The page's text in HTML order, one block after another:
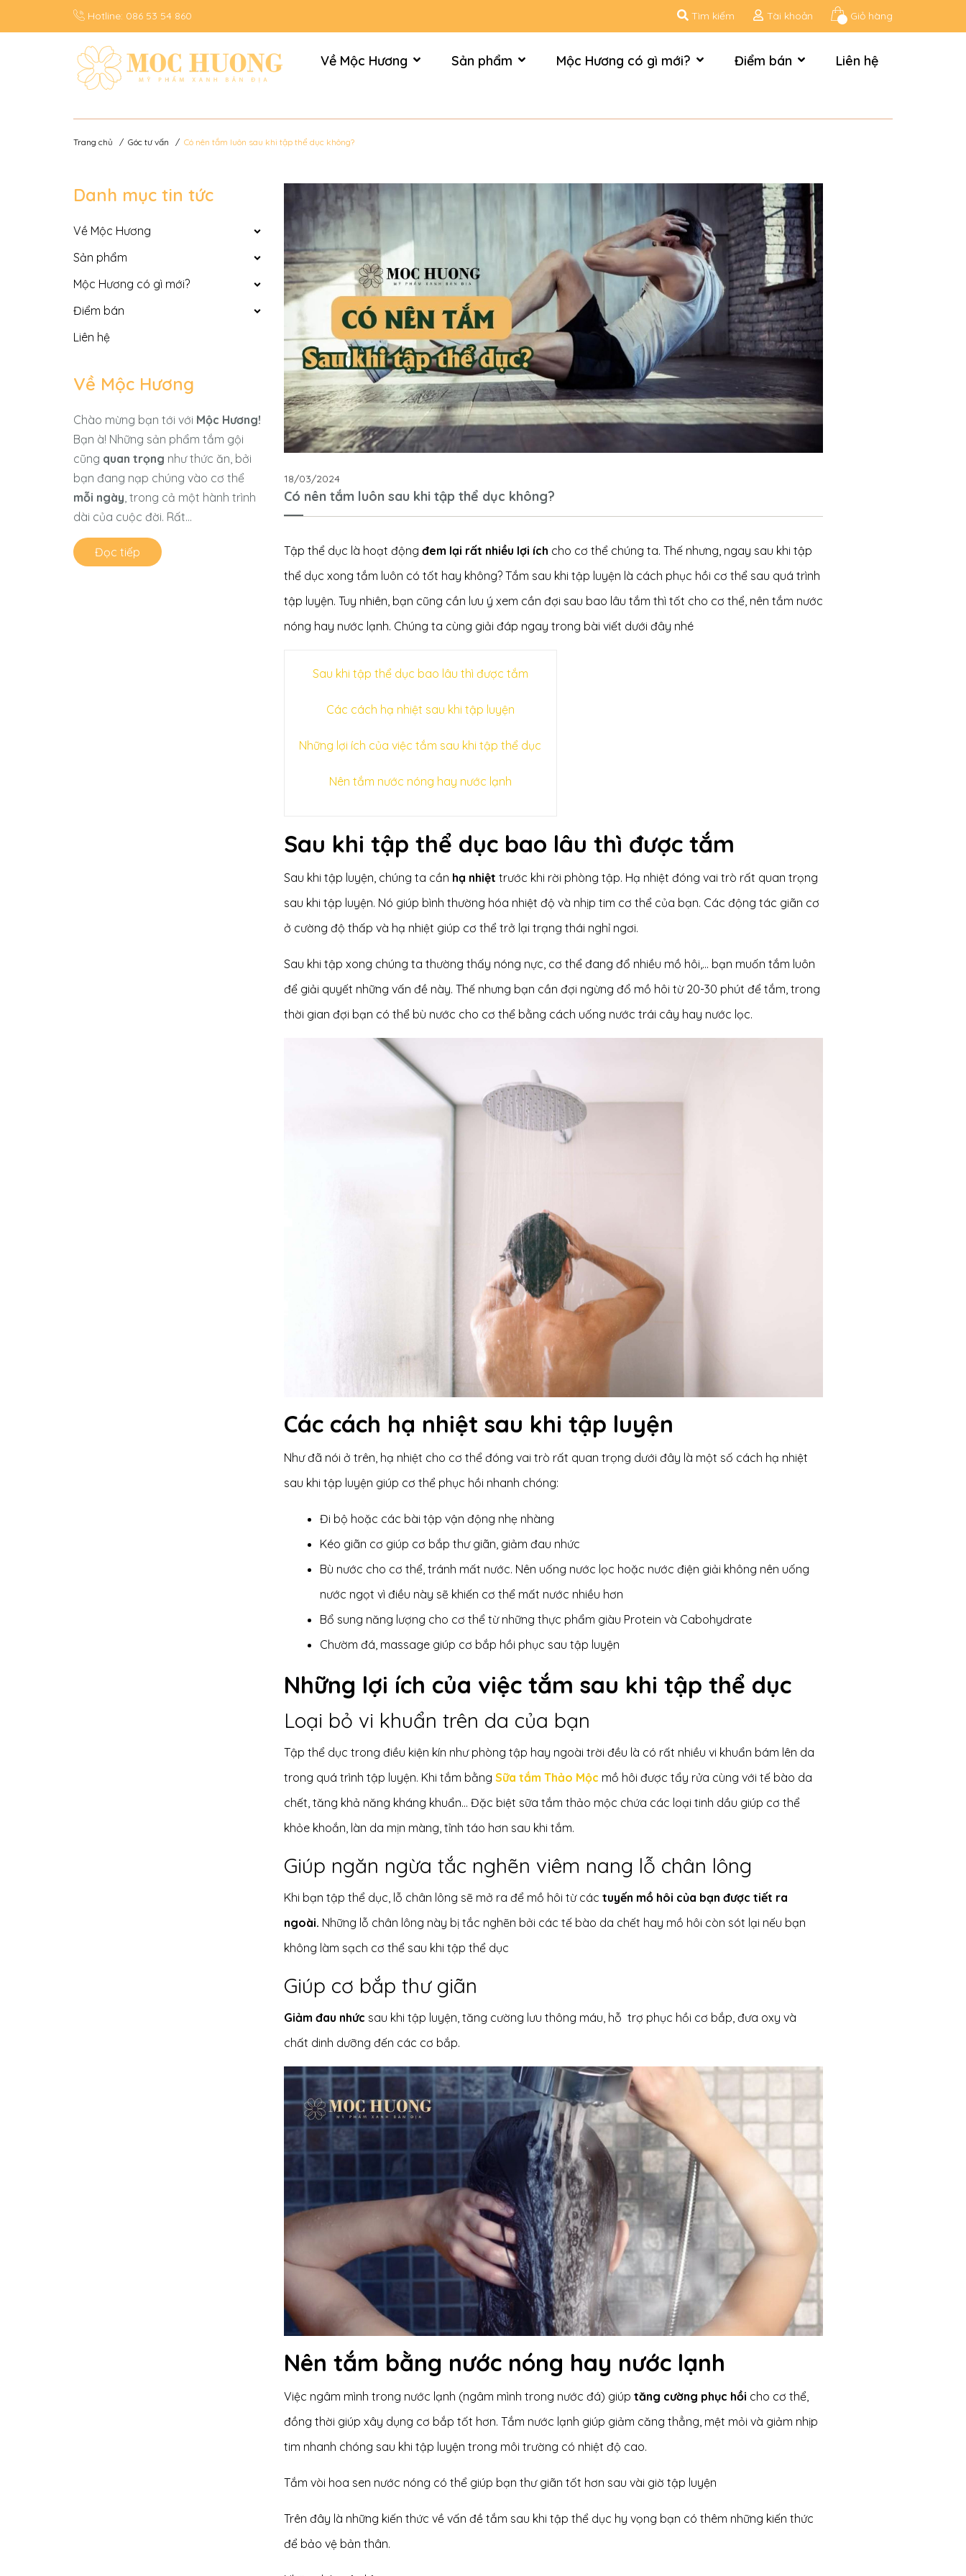
Hotline: 086 53 54 860 Giỏ hàng
Tài khoản
Tìm kiếm
Về Mộc Hương Sản phẩm Mộc Hương có gì mới? Điểm bán Liên hệ
Trang chủ / Góc tư vấn / Có nên tắm luôn sau khi tập thể dục không?
18/03/2024
Có nên tắm luôn sau khi tập thể dục không?
Tập thể dục là hoạt động đem lại rất nhiều lợi ích cho cơ thể chúng ta. Thế nhưng, ngay sau khi tập
thể dục xong tắm luôn có tốt hay không? Tắm sau khi tập luyện là cách phục hồi cơ thể sau quá trình
tập luyện. Tuy nhiên, bạn cũng cần lưu ý xem cần đợi sau bao lâu tắm thì tốt cho cơ thể, nên tắm nước
nóng hay nước lạnh. Chúng ta cùng giải đáp ngay trong bài viết dưới đây nhé
Sau khi tập thể dục bao lâu thì được tắm
Các cách hạ nhiệt sau khi tập luyện
Những lợi ích của việc tắm sau khi tập thể dục
Nên tắm nước nóng hay nước lạnh
Sau khi tập thể dục bao lâu thì được tắm
Sau khi tập luyện, chúng ta cần hạ nhiệt trước khi rời phòng tập. Hạ nhiệt đóng vai trò rất quan trọng
sau khi tập luyện. Nó giúp bình thường hóa nhiệt độ và nhịp tim cơ thể của bạn. Các động tác giãn cơ
ở cường độ thấp và hạ nhiệt giúp cơ thể trở lại trạng thái nghỉ ngơi.
Sau khi tập xong chúng ta thường thấy nóng nực, cơ thể đang đổ nhiều mồ hôi,... bạn muốn tắm luôn
để giải quyết những vấn đề này. Thế nhưng bạn cần đợi ngừng đổ mồ hôi từ 20-30 phút để tắm, trong
thời gian đợi bạn có thể bù nước cho cơ thể bằng cách uống nước trái cây hay nước lọc.
Các cách hạ nhiệt sau khi tập luyện
Như đã nói ở trên, hạ nhiệt cho cơ thể đóng vai trò rất quan trọng dưới đây là một số cách hạ nhiệt
sau khi tập luyện giúp cơ thể phục hồi nhanh chóng:
Đi bộ hoặc các bài tập vận động nhẹ nhàng
Kéo giãn cơ giúp cơ bắp thư giãn, giảm đau nhức
Bù nước cho cơ thể, tránh mất nước. Nên uống nước lọc hoặc nước điện giải không nên uống
nước ngọt vì điều này sẽ khiến cơ thể mất nước nhiều hơn
Bổ sung năng lượng cho cơ thể từ những thực phẩm giàu Protein và Cabohydrate
Chườm đá, massage giúp cơ bắp hồi phục sau tập luyện
Những lợi ích của việc tắm sau khi tập thể dục
Loại bỏ vi khuẩn trên da của bạn
Tập thể dục trong điều kiện kín như phòng tập hay ngoài trời đều là có rất nhiều vi khuẩn bám lên da
trong quá trình tập luyện. Khi tắm bằng Sữa tắm Thảo Mộc mồ hôi được tẩy rửa cùng với tế bào da
chết, tăng khả năng kháng khuẩn... Đặc biệt sữa tắm thảo mộc chứa các loại tinh dầu giúp cơ thể
khỏe khoắn, làn da mịn màng, tỉnh táo hơn sau khi tắm.
Giúp ngăn ngừa tắc nghẽn viêm nang lỗ chân lông
Khi bạn tập thể dục, lỗ chân lông sẽ mở ra để mồ hôi từ các tuyến mồ hôi của bạn được tiết ra
ngoài. Những lỗ chân lông này bị tắc nghẽn bởi các tế bào da chết hay mồ hôi còn sót lại nếu bạn
không làm sạch cơ thể sau khi tập thể dục
Giúp cơ bắp thư giãn
Giảm đau nhức sau khi tập luyện, tăng cường lưu thông máu, hỗ trợ phục hồi cơ bắp, đưa oxy và
chất dinh dưỡng đến các cơ bắp.
Nên tắm bằng nước nóng hay nước lạnh
Việc ngâm mình trong nước lạnh (ngâm mình trong nước đá) giúp tăng cường phục hồi cho cơ thể,
đồng thời giúp xây dụng cơ bắp tốt hơn. Tắm nước lạnh giúp giảm căng thẳng, mệt mỏi và giảm nhịp
tim nhanh chóng sau khi tập luyện trong môi trường có nhiệt độ cao.
Tắm vòi hoa sen nước nóng có thể giúp bạn thư giãn tốt hơn sau vài giờ tập luyện
Trên đây là những kiến thức về vấn đề tắm sau khi tập thể dục hy vọng bạn có thêm những kiến thức
để bảo vệ bản thân.
Danh mục tin tức
Về Mộc Hương
Sản phẩm
Mộc Hương có gì mới?
Điểm bán
Liên hệ
Về Mộc Hương
Chào mừng bạn tới với Mộc Hương!
Bạn à! Những sản phẩm tắm gội
cũng quan trọng như thức ăn, bởi
bạn đang nạp chúng vào cơ thể
mỗi ngày, trong cả một hành trình
dài của cuộc đời. Rất...
Đọc tiếp